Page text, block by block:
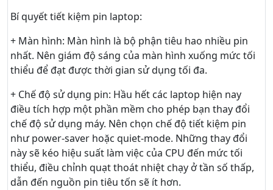
Bí quyết tiết kiệm pin laptop:
+ Màn hình: Màn hình là bộ phận tiêu hao nhiều pin
nhất. Nên giám độ sáng của màn hình xuống mức tối
thiểu để đạt được thời gian sử dụng tối đa.
+ Chế độ sử dụng pin: Hầu hết các laptop hiện nay
điều tích hợp một phần mềm cho phép bạn thay đổi
chế độ sử dụng máy. Nên chọn chế độ tiết kiệm pin
như power-saver hoặc quiet-mode. Những thay đổi
này sẽ kéo hiệu suất làm việc của CPU đến mức tối
thiểu, điều chỉnh quạt thoát nhiệt chạy ở tần số thấp,
dẫn đến nguồn pin tiêu tốn sẽ ít hơn.